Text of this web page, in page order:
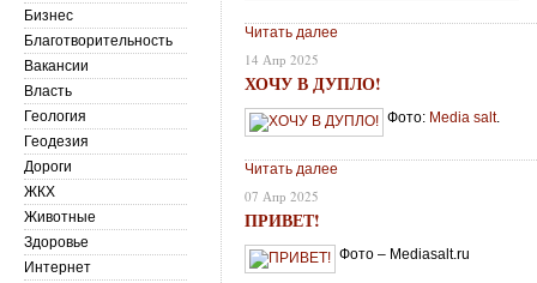
Читать далее
14 Апр 2025
ХОЧУ В ДУПЛО!
Фото: Media salt.
Читать далее
07 Апр 2025
ПРИВЕТ!
Фото – Меdiasalt.ru
Бизнес
Благотворительность
Вакансии
Власть
Геология
Геодезия
Дороги
ЖКХ
Животные
Здоровье
Интернет